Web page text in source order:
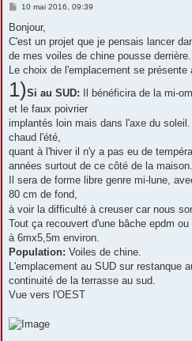
M
s
a
g
10 mai 2016, 09:39
Bonjour,
C'est un projet que je pensais lancer
de mes voiles de chine pousse derrière.
Le choix de l'emplacement se présente
1)Si au SUD: Il bénéficira de la mi-
et le faux poivrier
implantés loin mais dans l'axe du
chaud l'été,
quant à l'hiver il n'y a pas eu de
années surtout de ce côté de la maison.
Il sera de forme libre genre mi-lune,
80 cm de fond,
à voir la difficulté à creuser car nous
Tout ça recouvert d'une bâche epdm
à 6mx5,5m environ.
Population: Voiles de chine.
L'emplacement au SUD sur restanque
continuité de la terrasse au sud.
Vue vers l'OEST